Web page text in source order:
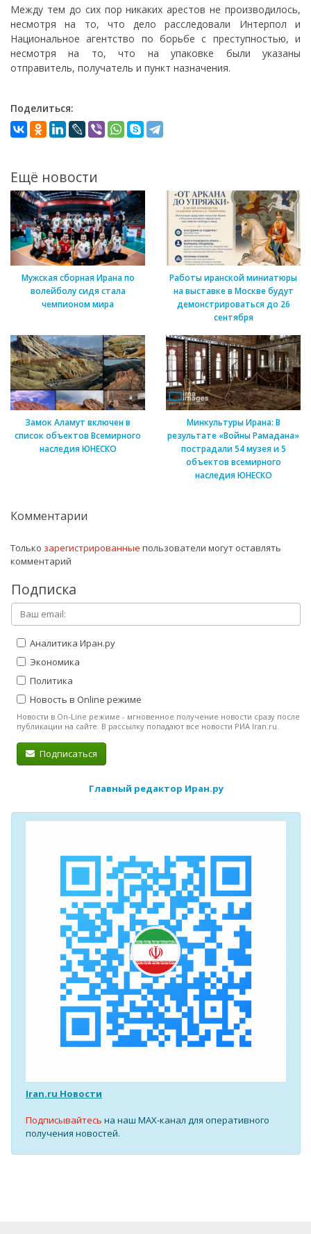
Между тем до сих пор никаких арестов не производилось,
несмотря на то, что дело расследовали Интерпол и
Национальное агентство по борьбе с преступностью, и
несмотря на то, что на упаковке были указаны
отправитель, получатель и пункт назначения.
Поделиться:
Ещё новости
Мужская сборная Ирана по
волейболу сидя стала
чемпионом мира
Работы иранской миниатюры
на выставке в Москве будут
демонстрироваться до 26
сентября
Замок Аламут включен в
список объектов Всемирного
наследия ЮНЕСКО
Минкультуры Ирана: В
результате «Войны Рамадана»
пострадали 54 музея и 5
объектов всемирного
наследия ЮНЕСКО
Комментарии
Только зарегистрированные пользователи могут оставлять
комментарий
Подписка
Аналитика Иран.ру
Экономика
Политика
Новость в Online режиме
Новости в On-Line режиме - мгновенное получение новости сразу после
публикации на сайте. В рассылку попадают все новости РИА Iran.ru.
Подписаться
Главный редактор Иран.ру
Iran.ru Новости
Подписывайтесь на наш MAX-канал для оперативного
получения новостей.